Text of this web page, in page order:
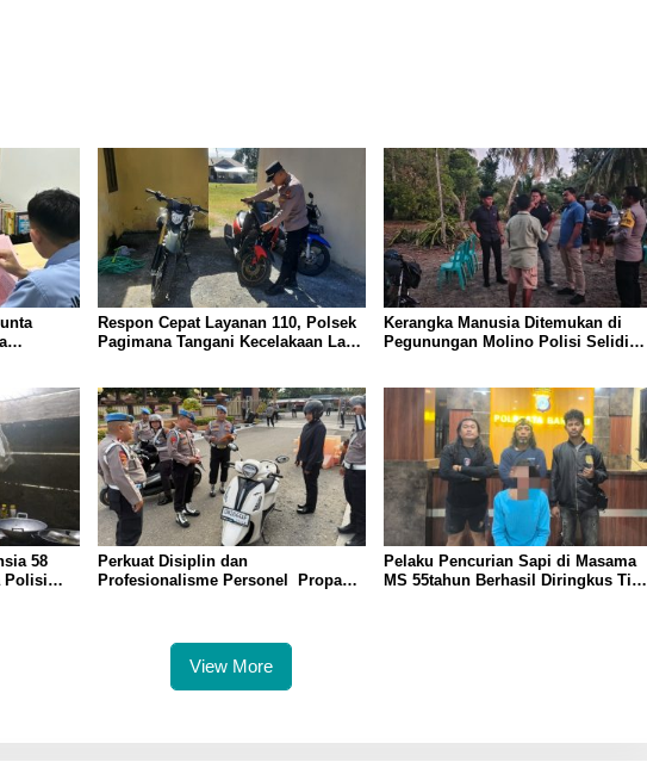
Respon Cepat Layanan 110, Polsek
Pagimana Tangani Kecelakaan Lalu
Kerangka Manusia Ditemukan di
Pegunungan Molino Polisi Selidiki
58
Polisi
Perkuat Disiplin dan
Profesionalisme Personel Propam
Pelaku Pencurian Sapi di Masama
MS 55tahun Berhasil Diringkus Tim
View More